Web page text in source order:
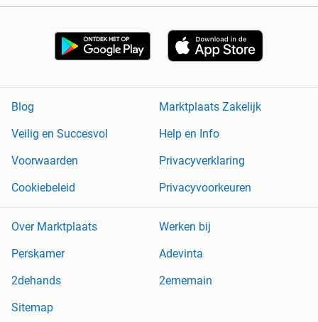
Blog
Marktplaats Zakelijk
Veilig en Succesvol
Help en Info
Voorwaarden
Privacyverklaring
Cookiebeleid
Privacyvoorkeuren
Over Marktplaats
Werken bij
Perskamer
Adevinta
2dehands
2ememain
Sitemap